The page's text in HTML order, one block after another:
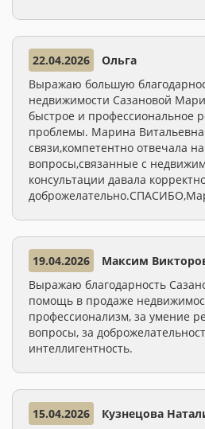
22.04.2026
Ольга
Выражаю большую
недвижимости Сазановой
быстрое и профессиональное
проблемы. Марина Витальевна
связи,компетентно отвечала
вопросы,связанные с
консультации давала
19.04.2026
Максим
Выражаю благодарность
помощь в продаже
профессионализм, за умение
вопросы, за
интеллигентность.
15.04.2026
Кузнецова